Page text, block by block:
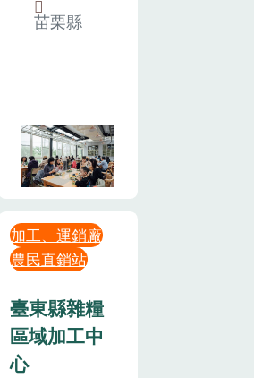
苗栗縣
加工、運銷廠
農民直銷站
臺東縣雜糧
區域加工中
心